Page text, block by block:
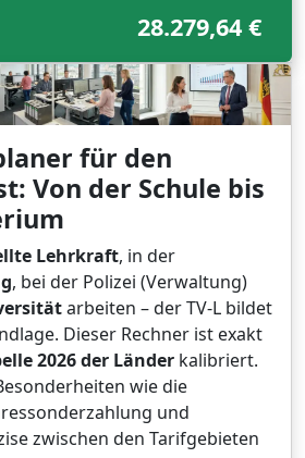
28.279,64 €
für den
Von der Schule bis
Lehrkraft, in der
, bei der Polizei (Verwaltung)
arbeiten – der TV-L bildet
Dieser Rechner ist exakt
2026 der Länder kalibriert.
wie die
und
zwischen den Tarifgebieten